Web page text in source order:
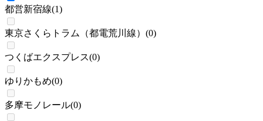
都営新宿線(1)
東京さくらトラム（都電荒川線） (0)
つくばエクスプレス(0)
ゆりかもめ(0)
多摩モノレール(0)